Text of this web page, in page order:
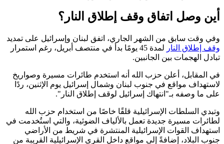
أين وصل اتفاق وقف إطلاق النار؟
وفي وقت سابق من الشهر الجاري، اتفق لبنان وإسرائيل على تمديد
وقف إطلاق النار
لمدة 45 يومًا بدأ في منتصف أبريل، رغم استمرار
تبادل الهجمات بين الجانبين.
في المقابل، أعلن حزب الله أنه استخدم طائرات مسيرة وصواريخ
لاستهداف مواقع في جنوب لبنان وشمال إسرائيل يوم الإثنين، ردًا
على ما وصفه بـ"انتهاك إسرائيل لوقف إطلاق النار".
وتبدي السلطات الإسرائيلية قلقًا خاصًا من استخدام حزب الله
لطائرات مسيرة جديدة تعمل بالألياف الضوئية، والتي استُخدمت في
استهداف القوات الإسرائيلية المنتشرة في شريط من الأراضي
جنوب البلاد، إضافةً إلى مواقع داخل القرى الإسرائيلية القريبة من